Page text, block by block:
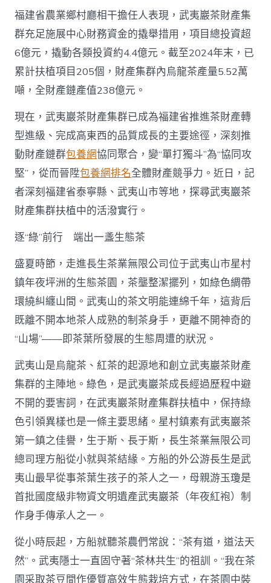
福建省農業鄉村廳相干擔任人表現，武夷巖茶財產集
群充足施展中心財務資金的撬舉措用，項目總投資超
6億元，撬動各類投資約4.4億元。截至2024年末，已
累計扶植項目205個，財產集群內烏龍茶產量5.52萬
噸，全財產鏈產值238億元。
現在，武夷巖茶財產集群已成為福建省推進茶財產轉
型進級、完成高東西的品質成長的主要途徑，深刻推
動財產鏈群包養網協同聚合，變“單打獨斗”為“協同攻
堅”，從而晉陞包養網排名全體財產競爭力。近日，記
者深刻福建省泰寧縣、武夷山市等地，探尋武夷巖茶
財產集群扶植中的活潑實行。
逐“綠”前行 端出一盞生態茶
盛夏時節，走進長生茶業無限公司位于武夷山市星村
鎮年夜坪洲的生態茶園，茶壟整潔擺列，如綠色綢帶
環繞糾纏山間。武夷山的茶文明能連綿千年，這背后
既離不開本地茶人成熟的制茶身手，更離不開神奇的
“山場”——即茶葉所發展的生態周遭的狀況。
武夷山是烏龍茶、紅茶的起源地和創立武夷巖茶財產
集群的主陣地。綠色，是武夷巖茶成長經過歷程中避
不開的要害詞，在武夷巖茶財產集群扶植中，保持綠
色引領異樣也是一條主要思緒。星村鎮素有武夷巖茶
第一鎮之佳譽，生于斯、長于斯，長生茶業無限公司
總司理方船從小就與茶結緣。方船的外公游長生是武
夷山最早從事茶葉生孩子的茶人之一，母親游玉瓊是
首批國度級非物資文明遺產武夷巖茶（年夜紅袍）制
作身手傳承人之一。
從小時辰起，方船就聽茶農們常說：“茶有道，道法天
然”。武夷隱士一直固守著“茶林共生”的祖訓。“我在茶
園采取茶豆間作優質高效生態栽培方式，在茶園中裝